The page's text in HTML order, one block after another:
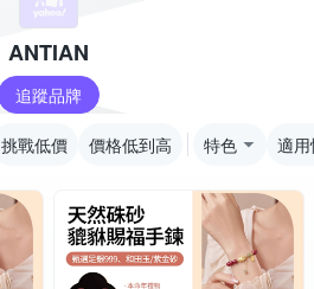
ANTIAN
追蹤品牌
挑戰低價 價格低到高 特色 適